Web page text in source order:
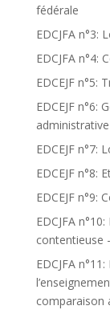
fédérale
EDCJFA n°3:
EDCJFA
EDCEJF n°5:
EDCEJF n°6:
EDCEJF n°7:
EDCEJF n°8:
EDCEJF n°9:
EDCJFA
contentieuse
EDCJFA
comparaison